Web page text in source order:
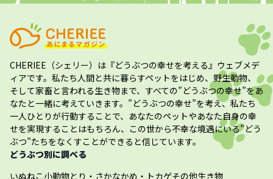
CHERIEE（シェリー） は『どうぶつの幸せを考える』ウェブメデ
ィアです。私たち人間と共に暮らすペットをはじめ、野生動物、
そして家畜と言われる生き物まで、すべての”どうぶつの幸せ”をあ
なたと一緒に考えていきます。”どうぶつの幸せ”を考え、私たち
一人ひとりが行動することで、あなたのペットやあなた自身の幸
せを実現することはもちろん、この世から不幸な境遇にいる”どう
ぶつ”たちをなくすことができると信じています。
どうぶつ別に調べる
いぬねこ小動物とり・さかなかめ・トカゲその他生き物